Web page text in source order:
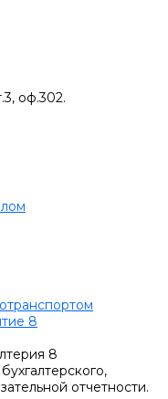
оф.302.
8
8
отчетности.